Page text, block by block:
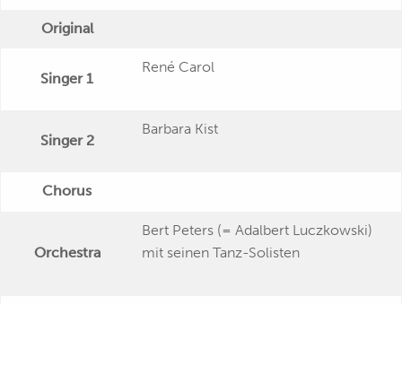
Original
Singer 1
René Carol
Singer 2
Barbara Kist
Chorus
Orchestra
Bert Peters (= Adalbert Luczkowski)
mit seinen Tanz-Solisten